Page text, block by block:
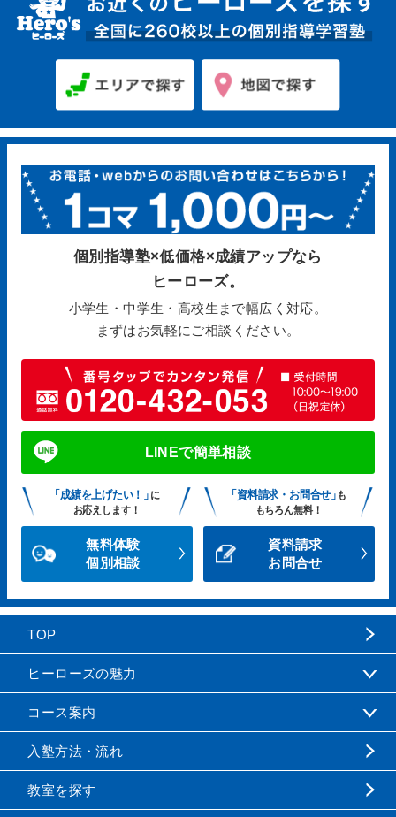
個別指導塾×低価格×成績アップなら
ヒーローズ。
小学生・中学生・高校生まで幅広く対応。
まずはお気軽にご相談ください。
LINEで簡単相談
「成績を上げたい！」に
お応えします！
無料体験
個別相談
「資料請求・お問合せ」も
もちろん無料！
資料請求
お問合せ
TOP
ヒーローズの魅力
コース案内
入塾方法・流れ
教室を探す